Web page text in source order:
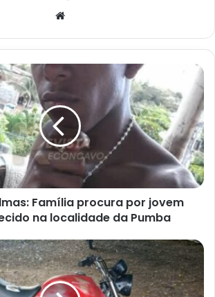
Família procura por jovem
na localidade da Pumba